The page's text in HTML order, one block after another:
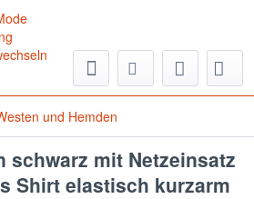
und Hemden
schwarz mit Netzeinsatz
Shirt elastisch kurzarm